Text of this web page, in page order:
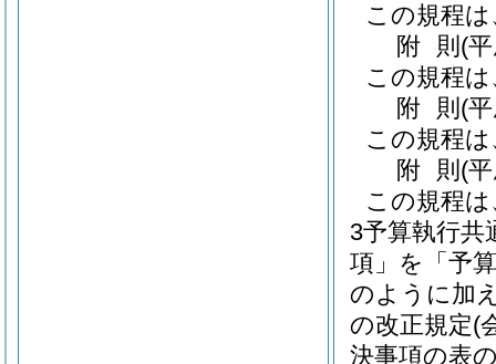
この規程
附 則 (
この規程
附 則 (
この規程
附 則 (
この規程
3予算執行共
項」を「予
のように加
の改正規定(
決事項の表